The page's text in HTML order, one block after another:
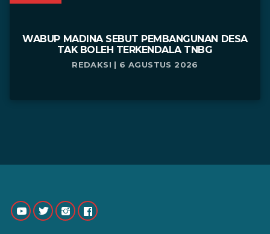
WABUP MADINA SEBUT PEMBANGUNAN DESA
TAK BOLEH TERKENDALA TNBG
REDAKSI | 6 AGUSTUS 2026